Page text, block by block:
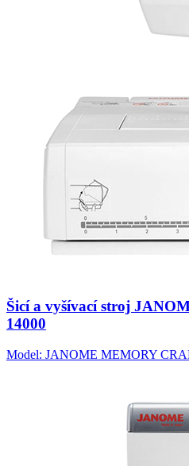
Šicí a vyšívací stroj
14000
Model: JANOME MEMORY